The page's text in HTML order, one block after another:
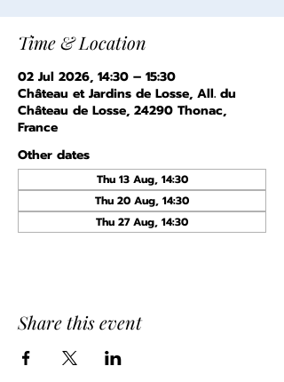
Time & Location
02 Jul 2026, 14:30 – 15:30
Château et Jardins de Losse, All. du
Château de Losse, 24290 Thonac,
France
Other dates
Thu 13 Aug, 14:30
Thu 20 Aug, 14:30
Thu 27 Aug, 14:30
Share this event